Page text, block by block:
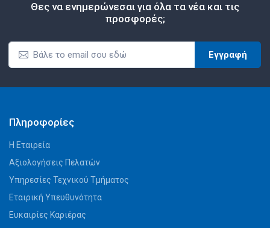
Θες να ενημερώνεσαι για όλα τα νέα και τις
προσφορές;
Εγγραφή
Πληροφορίες
Η Εταιρεία
Αξιολογήσεις Πελατών
Υπηρεσίες Τεχνικού Τμήματος
Εταιρική Υπευθυνότητα
Ευκαιρίες Καριέρας